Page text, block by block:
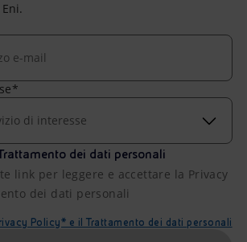
di interesse
dei dati personali
link per leggere e accettare la Privacy
dei dati personali
Policy* e il Trattamento dei dati personali